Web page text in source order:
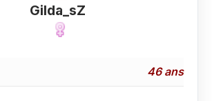
Gilda_sZ
46 ans